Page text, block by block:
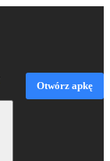
Otwórz apkę